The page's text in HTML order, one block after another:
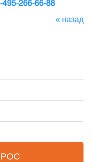
495-266-66-88
« назад